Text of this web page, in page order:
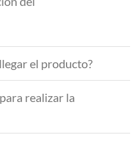
el producto?
realizar la